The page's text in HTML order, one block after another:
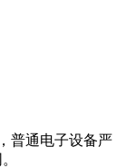
普通电子设备严